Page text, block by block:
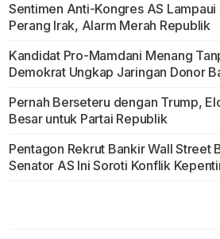
Sentimen Anti-Kongres AS Lampaui
Perang Irak, Alarm Merah Republik
Kandidat Pro-Mamdani Menang
Demokrat Ungkap Jaringan Donor
Pernah Berseteru dengan Trump,
Besar untuk Partai Republik
Pentagon Rekrut Bankir Wall Street
Senator AS Ini Soroti Konflik